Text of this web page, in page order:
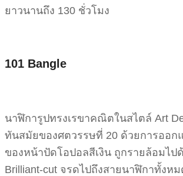
ยาวนานถึง 130 ชั่วโมง
101 Bangle
นาฬิการูปทรงเรขาคณิตในสไตล์ Art
ทันสมัยของศตวรรษที่ 20 ด้วยการออก
ของหน้าปัดโอปอลสีเงิน ถูกรายล้อมไป
Brilliant-cut จรดไปถึงสายนาฬิกาทั้งห